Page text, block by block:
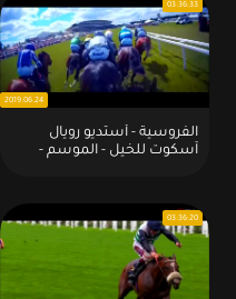
الفروسية - أستديو رويال
آسكوت للخيل - الموسم -
03:36:33
2019.06.24
03:36:20